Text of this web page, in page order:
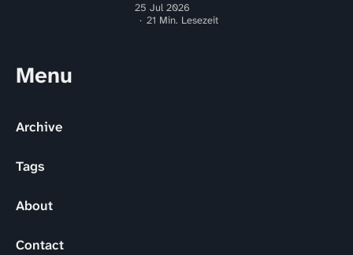
25 Jul 2026
21 Min. Lesezeit
Menu
Archive
Tags
About
Contact